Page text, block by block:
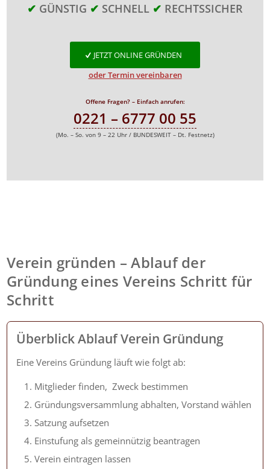
✔ GÜNSTIG ✔ SCHNELL ✔ RECHTSSICHER
JETZT ONLINE GRÜNDEN
oder Termin vereinbaren
Offene Fragen? – Einfach anrufen:
0221 – 6777 00 55
(Mo. – So. von 9 – 22 Uhr / BUNDESWEIT – Dt. Festnetz)
Verein gründen – Ablauf der
Gründung eines Vereins Schritt für
Schritt
Überblick Ablauf Verein Gründung
Eine Vereins Gründung läuft wie folgt ab:
Mitglieder finden, Zweck bestimmen
Gründungs­versamm­lung abhalten, Vorstand wählen
Satzung aufsetzen
Einstufung als gemeinnützig beantragen
Verein eintragen lassen